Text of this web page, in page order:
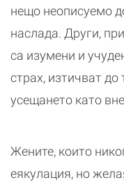
нещо неописуемо
наслада. Други,
са изумени и
страх, изтичват до
усещането като
Жените, които
еякулация, но